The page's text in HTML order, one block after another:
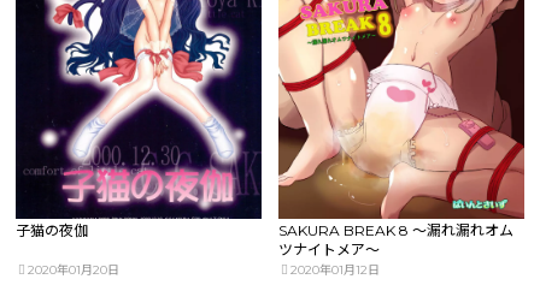
子猫の夜伽
2020年01月20日
SAKURA BREAK 8 ～漏れ漏れオム
ツナイトメア～
2020年01月12日